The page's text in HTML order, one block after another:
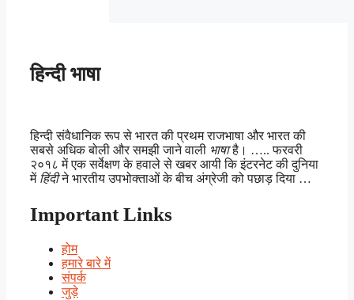
हिन्दी भाषा
हिन्दी संवैधानिक रूप से भारत की प्रथम राजभाषा और भारत की
सबसे अधिक बोली और समझी जाने वाली भाषाहै। ….. फरवरी
२०१८ में एक सर्वेक्षण के हवाले से खबर आयी कि इंटरनेट की दुनिया
में हिंदीने भारतीय उपभोक्ताओं के बीच अंग्रेजी को पछाड़ दिया …
Important Links
होम
हमारे बारे में
संपर्क
जुड़े